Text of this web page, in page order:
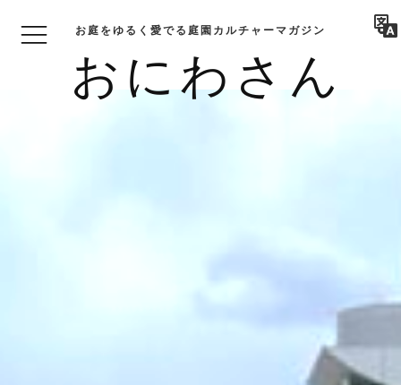
おにわさん
お庭をゆるく愛でる庭園カルチャーマガジン